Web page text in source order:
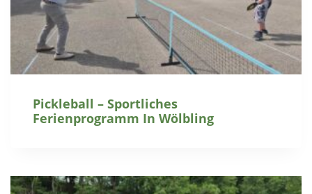
Pickleball – Sportliches
Ferienprogramm In Wölbling